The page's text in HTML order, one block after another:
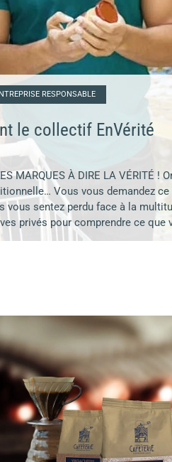
RESPONSABLE
le collectif EnVérité
MARQUES À DIRE LA VÉRITÉ !
Vous vous demandez
vous sentez perdu face à la
privés pour comprendre ce que